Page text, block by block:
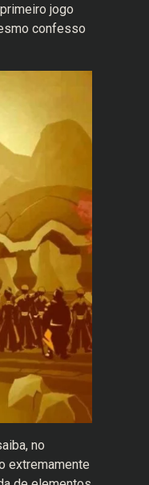
jogo
confesso
no
extremamente